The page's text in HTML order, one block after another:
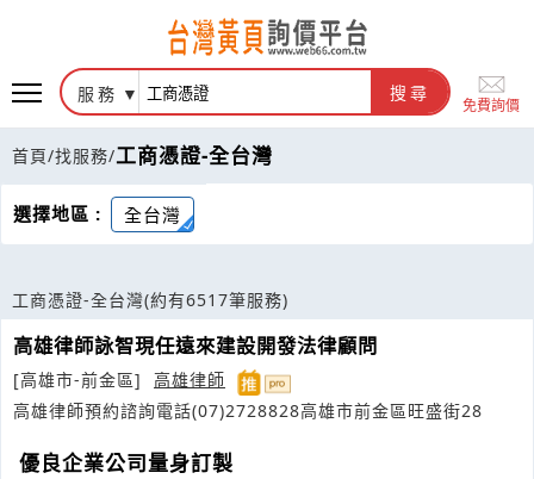
服務 搜尋
免費詢價
首頁/找服務/工商憑證-全台灣
選擇地區 : 全台灣
工商憑證-全台灣(約有6517筆服務)
高雄律師詠智現任遠來建設開發法律顧問
[高雄市-前金區]
高雄律師
高雄律師預約諮詢電話(07)2728828高雄市前金區旺盛街28
優良企業公司量身訂製